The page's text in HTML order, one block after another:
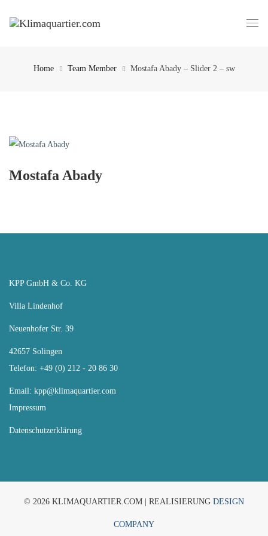
Home Team Member Mostafa Abady – Slider 2 – sw
Mostafa Abady
KPP GmbH & Co. KG
Villa Lindenhof
Neuenhofer Str. 39
42657 Solingen
Telefon: +49 (0) 212 - 20 86 30
Email: kpp@klimaquartier.com
Impressum
Datenschutzerklärung
© 2026 KLIMAQUARTIER.COM | REALISIERUNG DESIGN
COMPANY